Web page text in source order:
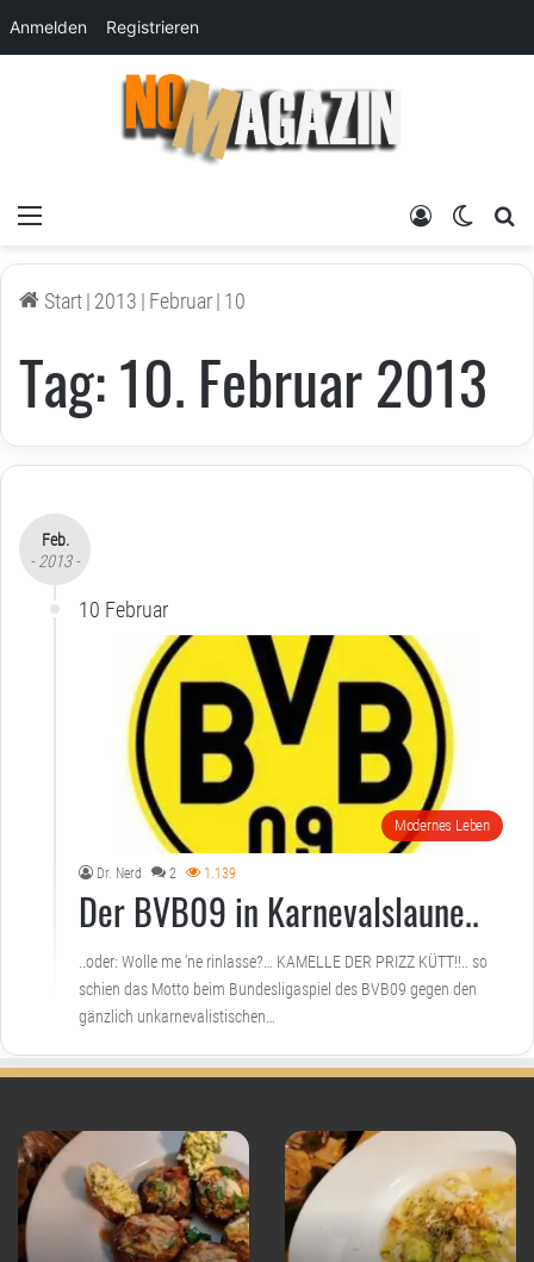
Anmelden Registrieren
Menü Skin
Anmelden
Start| 2013 | Februar| 10
Tag:10. Februar 2013
Feb.
- 2013 -
10 Februar
Modernes Leben
Dr. Nerd 2 1.139
Der BVB09 in Karnevalslaune..
..oder: Wolle me ‘ne rinlasse?… KAMELLE DER PRIZZ KÜTT!!.. so
schien das Motto beim Bundesligaspiel des BVB09 gegen den
gänzlich unkarnevalistischen…